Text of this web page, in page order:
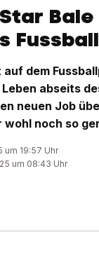
auf dem
abseits
neuen Job
wohl noch so
um 19:57 Uhr
um 08:43 Uhr